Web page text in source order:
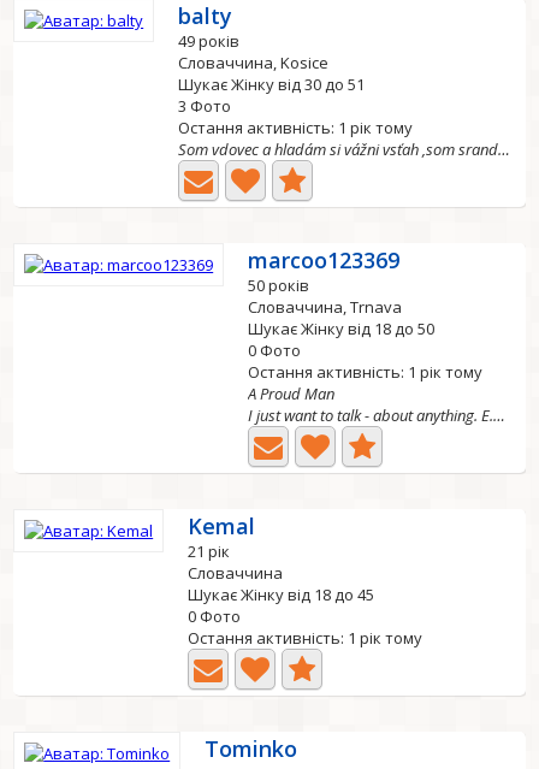
balty
49 років
Словаччина, Kosice
Шукає Жінку від 30 до 51
3 Фото
Остання активність: 1 рік тому
Som vdovec a hladám si vážni vsťah ,som srandovní verní a...
marcoo123369
50 років
Словаччина, Trnava
Шукає Жінку від 18 до 50
0 Фото
Остання активність: 1 рік тому
A Proud Man
I just want to talk - about anything. E.g. about nature,...
Kemal
21 рік
Словаччина
Шукає Жінку від 18 до 45
0 Фото
Остання активність: 1 рік тому
Tominko